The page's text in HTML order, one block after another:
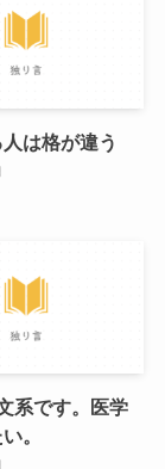
は格が違う
系です。医学
。